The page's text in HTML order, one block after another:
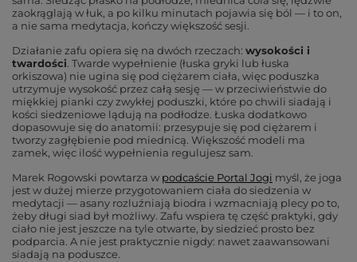
zaokrąglają w łuk, a po kilku minutach pojawia się ból — i to on,
a nie sama medytacja, kończy większość sesji.
Działanie zafu opiera się na dwóch rzeczach: wysokości i
twardości. Twarde wypełnienie (łuska gryki lub łuska
orkiszowa) nie ugina się pod ciężarem ciała, więc poduszka
utrzymuje wysokość przez całą sesję — w przeciwieństwie do
miękkiej pianki czy zwykłej poduszki, które po chwili siadają i
kości siedzeniowe lądują na podłodze. Łuska dodatkowo
dopasowuje się do anatomii: przesypuje się pod ciężarem i
tworzy zagłębienie pod miednicą. Większość modeli ma
zamek, więc ilość wypełnienia regulujesz sam.
Marek Rogowski powtarza w podcaście Portal Jogi myśl, że joga
jest w dużej mierze przygotowaniem ciała do siedzenia w
medytacji — asany rozluźniają biodra i wzmacniają plecy po to,
żeby długi siad był możliwy. Zafu wspiera tę część praktyki, gdy
ciało nie jest jeszcze na tyle otwarte, by siedzieć prosto bez
podparcia. A nie jest praktycznie nigdy: nawet zaawansowani
siadają na poduszce.